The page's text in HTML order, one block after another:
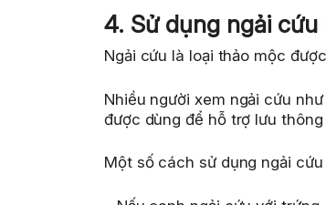
4. Sử dụng ngải
Ngải cứu là loại thảo mộc
Nhiều người xem ngải cứu
được dùng để hỗ trợ lưu thông
Một số cách sử dụng ngải cứu